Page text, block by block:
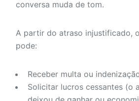
conversa muda de tom.
A partir do atraso injustificado,
pode:
Receber multa ou
Solicitar lucros cessantes (o